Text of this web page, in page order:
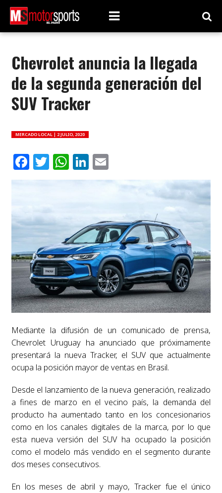
Chevrolet anuncia la llegada
de la segunda generación del
SUV Tracker
MERCADO LOCAL | 2 JULIO, 2020
Facebook
Twitter
WhatsApp
LinkedIn
Email
Mediante la difusión de un comunicado de prensa,
Chevrolet Uruguay ha anunciado que próximamente
presentará la nueva Tracker, el SUV que actualmente
ocupa la posición mayor de ventas en Brasil.
Desde el lanzamiento de la nueva generación, realizado
a fines de marzo en el vecino país, la demanda del
producto ha aumentado tanto en los concesionarios
como en los canales digitales de la marca, por lo que
esta nueva versión del SUV ha ocupado la posición
como el modelo más vendido en el segmento durante
dos meses consecutivos.
En los meses de abril y mayo, Tracker fue el único